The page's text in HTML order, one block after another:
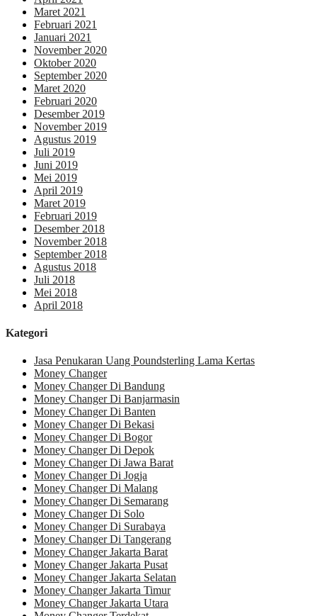
Maret 2021
Februari 2021
Januari 2021
November 2020
Oktober 2020
September 2020
Maret 2020
Februari 2020
Desember 2019
November 2019
Agustus 2019
Juli 2019
Juni 2019
Mei 2019
April 2019
Maret 2019
Februari 2019
Desember 2018
November 2018
September 2018
Agustus 2018
Juli 2018
Mei 2018
April 2018
Kategori
Jasa Penukaran Uang Poundsterling Lama Kertas
Money Changer
Money Changer Di Bandung
Money Changer Di Banjarmasin
Money Changer Di Banten
Money Changer Di Bekasi
Money Changer Di Bogor
Money Changer Di Depok
Money Changer Di Jawa Barat
Money Changer Di Jogja
Money Changer Di Malang
Money Changer Di Semarang
Money Changer Di Solo
Money Changer Di Surabaya
Money Changer Di Tangerang
Money Changer Jakarta Barat
Money Changer Jakarta Pusat
Money Changer Jakarta Selatan
Money Changer Jakarta Timur
Money Changer Jakarta Utara